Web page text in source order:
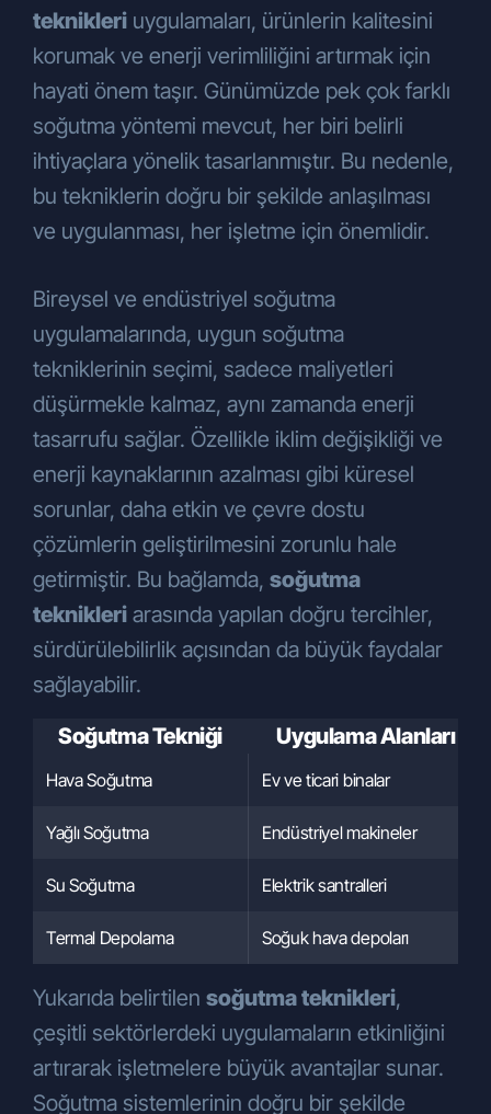
teknikleri uygulamaları, ürünlerin kalitesini
korumak ve enerji verimliliğini artırmak için
hayati önem taşır. Günümüzde pek çok farklı
soğutma yöntemi mevcut, her biri belirli
ihtiyaçlara yönelik tasarlanmıştır. Bu nedenle,
bu tekniklerin doğru bir şekilde anlaşılması
ve uygulanması, her işletme için önemlidir.
Bireysel ve endüstriyel soğutma
uygulamalarında, uygun soğutma
tekniklerinin seçimi, sadece maliyetleri
düşürmekle kalmaz, aynı zamanda enerji
tasarrufu sağlar. Özellikle iklim değişikliği ve
enerji kaynaklarının azalması gibi küresel
sorunlar, daha etkin ve çevre dostu
çözümlerin geliştirilmesini zorunlu hale
getirmiştir. Bu bağlamda, soğutma
teknikleri arasında yapılan doğru tercihler,
sürdürülebilirlik açısından da büyük faydalar
sağlayabilir.
Soğutma Tekniği
Uygulama Alanları
Hava Soğutma Ev ve ticari binalar
Yağlı Soğutma Endüstriyel makineler
Su Soğutma Elektrik santralleri
Termal Depolama Soğuk hava depoları
Yukarıda belirtilen soğutma teknikleri,
çeşitli sektörlerdeki uygulamaların etkinliğini
artırarak işletmelere büyük avantajlar sunar.
Soğutma sistemlerinin doğru bir şekilde